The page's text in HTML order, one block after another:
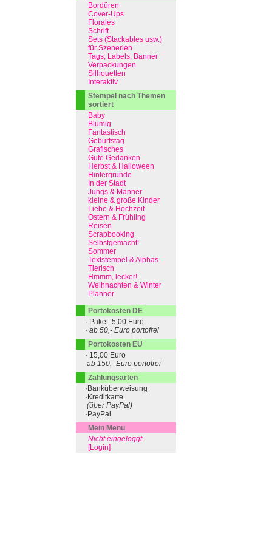
Bordüren
Cover-Ups
Florales
Schrift
Sets (Stackables usw.)
für Szenerien
Tags, Labels, Banner
Verpackungen
Silhouetten
Interaktiv
Stempel nach Themen
sortiert
Baby
Blumig
Fantastisch
Geburtstag
Grafisches
Gute Gedanken
Herbst & Halloween
Hintergründe
In der Stadt
Jungs & Männer
kleine & große Kinder
Liebe & Hochzeit
Ostern & Frühling
Reisen
Scrapbooking
Selbstgemacht!
Sommer
Textstempel & Alphas
Tierisch
Hmmm, lecker!
Weihnachten & Winter
Planner
Portokosten DE
· Paket: 5,00 Euro
· ab 50,- Euro portofrei
Portokosten EU
· 15,00 Euro
ab 150,- Euro portofrei
Zahlungsarten
·Banküberweisung
·Kreditkarte
(über PayPal)
·PayPal
Mein Menu
Nicht eingeloggt
[Login]